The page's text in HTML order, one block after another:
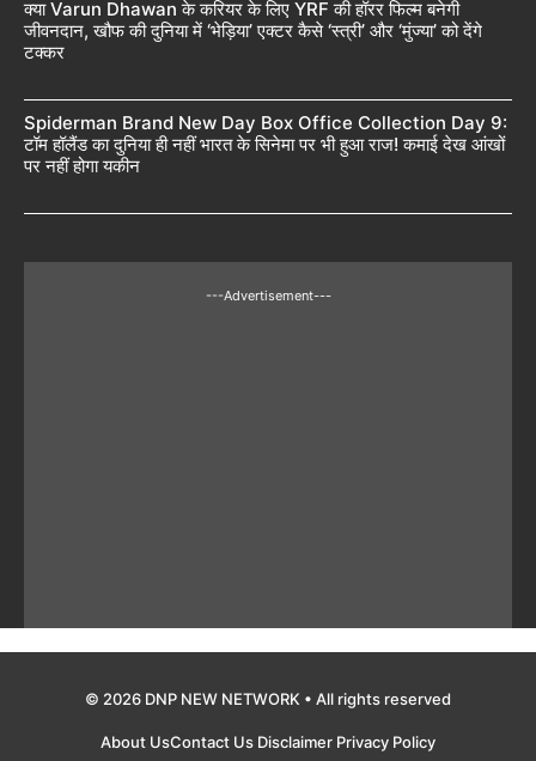
क्या Varun Dhawan के करियर के लिए YRF की हॉरर फिल्म बनेगी
जीवनदान, खौफ की दुनिया में ‘भेड़िया’ एक्टर कैसे ‘स्त्री’ और ‘मुंज्या’ को देंगे
टक्कर
Spiderman Brand New Day Box Office Collection Day 9:
टॉम हॉलैंड का दुनिया ही नहीं भारत के सिनेमा पर भी हुआ राज! कमाई देख आंखों
पर नहीं होगा यकीन
---Advertisement---
© 2026 DNP NEW NETWORK • All rights reserved
About UsContact Us Disclaimer Privacy Policy